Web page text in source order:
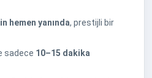
hemen yanında, prestijli bir
sadece 10–15 dakika